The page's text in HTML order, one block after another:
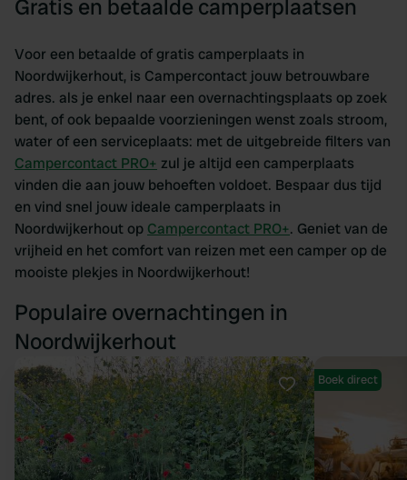
Gratis en betaalde camperplaatsen
Voor een betaalde of gratis camperplaats in
Noordwijkerhout, is Campercontact jouw betrouwbare
adres. als je enkel naar een overnachtingsplaats op zoek
bent, of ook bepaalde voorzieningen wenst zoals stroom,
water of een serviceplaats: met de uitgebreide filters van
Campercontact PRO+ zul je altijd een camperplaats
vinden die aan jouw behoeften voldoet. Bespaar dus tijd
en vind snel jouw ideale camperplaats in
Noordwijkerhout op Campercontact PRO+. Geniet van de
vrijheid en het comfort van reizen met een camper op de
mooiste plekjes in Noordwijkerhout!
Populaire overnachtingen in
Noordwijkerhout
Favoriet
Boek direct